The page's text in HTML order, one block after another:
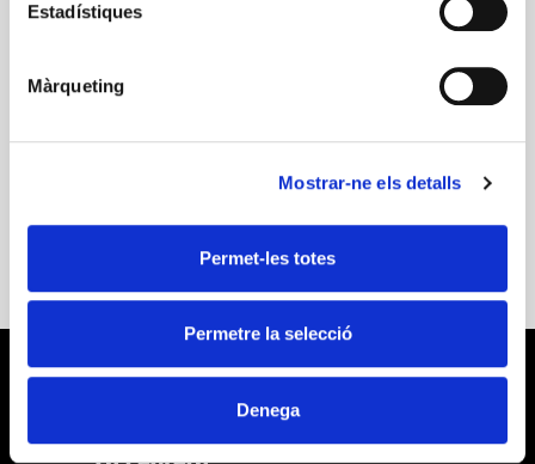
Estadístiques
Màrqueting
Mostrar-ne els detalls
Permet-les totes
Permetre la selecció
Denega
Descargar Publicación